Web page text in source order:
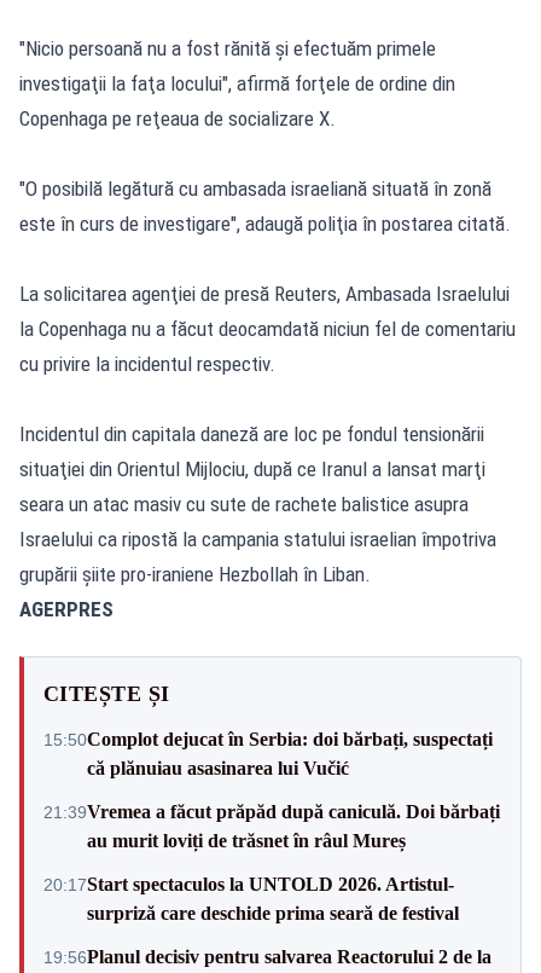
"Nicio persoană nu a fost rănită şi efectuăm primele
investigaţii la faţa locului", afirmă forţele de ordine din
Copenhaga pe reţeaua de socializare X.
"O posibilă legătură cu ambasada israeliană situată în zonă
este în curs de investigare", adaugă poliţia în postarea citată.
La solicitarea agenţiei de presă Reuters, Ambasada Israelului
la Copenhaga nu a făcut deocamdată niciun fel de comentariu
cu privire la incidentul respectiv.
Incidentul din capitala daneză are loc pe fondul tensionării
situaţiei din Orientul Mijlociu, după ce Iranul a lansat marţi
seara un atac masiv cu sute de rachete balistice asupra
Israelului ca ripostă la campania statului israelian împotriva
grupării şiite pro-iraniene Hezbollah în Liban.
AGERPRES
CITEȘTE ȘI
15:50Complot dejucat în Serbia: doi bărbați, suspectați
că plănuiau asasinarea lui Vučić
21:39Vremea a făcut prăpăd după caniculă. Doi bărbați
au murit loviți de trăsnet în râul Mureș
20:17Start spectaculos la UNTOLD 2026. Artistul-
surpriză care deschide prima seară de festival
19:56Planul decisiv pentru salvarea Reactorului 2 de la